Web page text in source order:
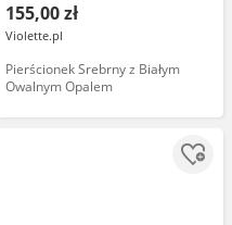
155,00 zł
Violette.pl
Pierścionek Srebrny z Białym
Owalnym Opalem